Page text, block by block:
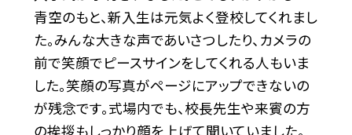
青空のもと、新入生は元気よく登校してくれまし
た。みんな大きな声であいさつしたり、カメラの
前で笑顔でピースサインをしてくれる人もいま
した。笑顔の写真がページにアップできないの
が残念です。式場内でも、校長先生や来賓の方
の挨拶もしっかり顔を上げて聞いていました。